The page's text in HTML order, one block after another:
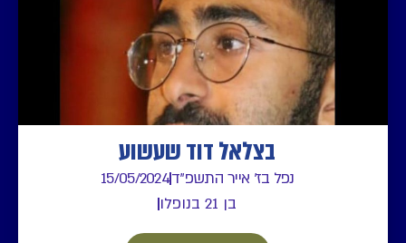
בצלאל דוד שעשוע
נפל בז' אייר התשפ"ד15/05/2024
בן 21 בנופלו